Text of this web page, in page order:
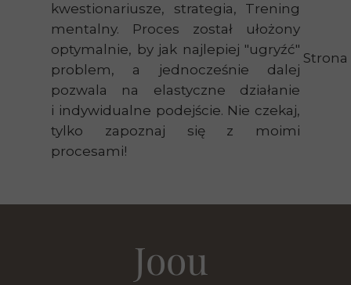
Strona
kwestionariusze, strategia, Trening
mentalny. Proces został ułożony
optymalnie, by jak najlepiej "ugryźć"
problem, a jednocześnie dalej
pozwala na elastyczne działanie
i indywidualne podejście. Nie czekaj,
tylko zapoznaj się z moimi
procesami!
Joou